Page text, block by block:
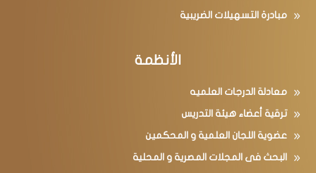
مبادرة التسهيلات الضريبية
الأنظمة
معادلة الدرجات العلميه
ترقية أعضاء هيئة التدريس
عضوية اللجان العلمية و المحكمين
البحث فى المجلات المصرية و المحلية